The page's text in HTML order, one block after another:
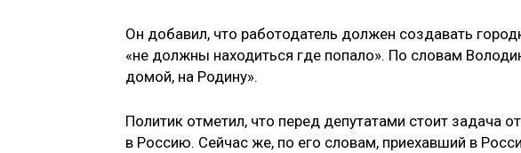
Он добавил, что работодатель должен создавать
«не должны находиться где попало». По словам
домой, на Родину».
Политик отметил, что перед депутатами стоит задача
в Россию. Сейчас же, по его словам, приехавший в